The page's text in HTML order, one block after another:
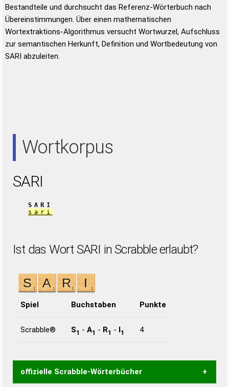
Bestandteile und durchsucht das Referenz-Wörterbuch nach
Übereinstimmungen. Über einen mathematischen
Wortextraktions-Algorithmus versucht Wortwurzel, Aufschluss
zur semantischen Herkunft, Definition und Wortbedeutung von
SARI abzuleiten.
Wortkorpus
SARI
SARI
sari
Ist das Wort SARI in Scrabble erlaubt?
Spiel Buchstaben Punkte
Scrabble® S1 - A1 - R1 - I1 4
offizielle Scrabble-Wörterbücher